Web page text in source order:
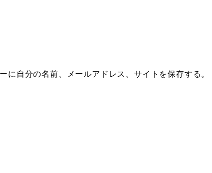
に自分の名前、メールアドレス、サイトを保存する。